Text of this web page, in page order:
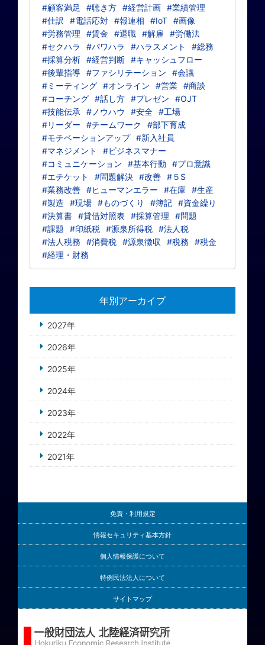
#顧客満足
#聴き方 #経営計画 #業績管理
#仕訳
#電話応対 #報連相 #IoT #画像
#労務管理
#賃金 #退職 #解雇
#労働法
#セクハラ
#パワハラ #ハラスメント
#総務
#採算分析 #経営判断 #キャッシュフロー
#後輩指導 #ファシリテーション
#会議
#ミーティング #オンライン #営業 #商談
#コーチング #話し方 #プレゼン
#OJT
#技能伝承
#ノウハウ #安全 #工場
#リーダー
#チームワーク
#部下育成
#モチベーションアップ #新入社員
#マネジメント
#ビジネスマナー
#コミュニケーション
#基本行動
#プロ意識
#エチケット
#問題解決 #改善 #５S
#業務改善 #ヒューマンエラー #在庫 #生産
#製造
#現場 #ものづくり #簿記 #資金繰り
#決算書 #貸借対照表 #採算管理
#問題
#課題
#印紙税 #源泉所得税 #法人税
#法人税務
#消費税 #源泉徴収 #税務
#税金
#経理・財務
年別アーカイブ
2027年
2026年
2025年
2024年
2023年
2022年
2021年
免責・利用規定
情報セキュリティ基本方針
個人情報保護について
特例民法法人について
サイトマップ